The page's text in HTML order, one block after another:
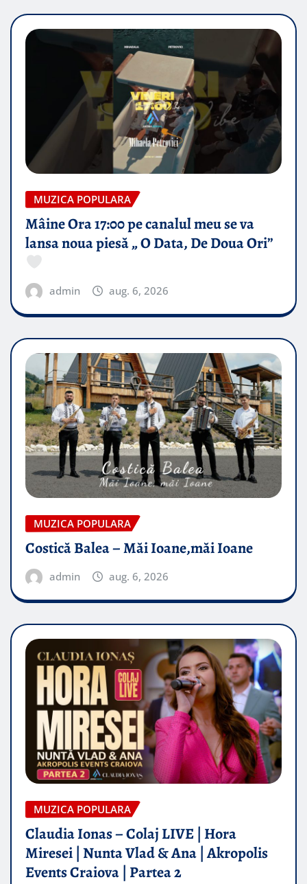
MUZICA POPULARA
Mâine Ora 17:00 pe canalul meu se va
lansa noua piesă „ O Data, De Doua Ori”
admin aug. 6, 2026
MUZICA POPULARA
Costică Balea – Măi Ioane,măi Ioane
admin aug. 6, 2026
MUZICA POPULARA
Claudia Ionas – Colaj LIVE | Hora
Miresei | Nunta Vlad & Ana | Akropolis
Events Craiova | Partea 2